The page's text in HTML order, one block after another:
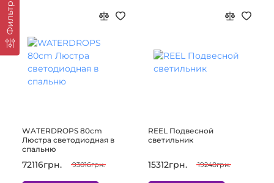
Фильтр
WATERDROPS 80cm
Люстра светодиодная в
спальню
72116грн. 93016грн.
REEL Подвесной
светильник
15312грн. 19248грн.